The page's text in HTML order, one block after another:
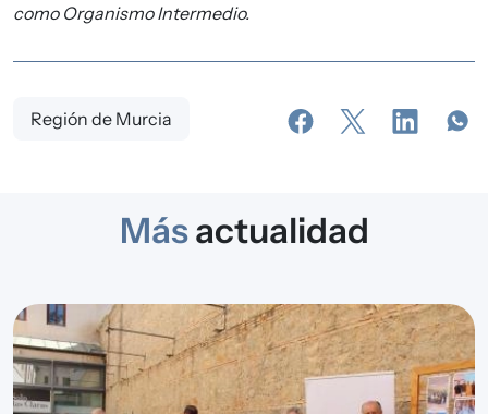
como Organismo Intermedio.
Región de Murcia
Másactualidad